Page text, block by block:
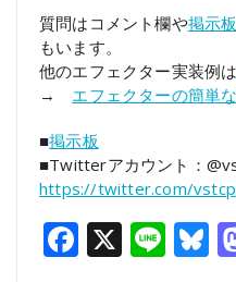
質問はコメント欄や掲示板
もいます。
他のエフェクター実装例は
→ エフェクターの簡単
■掲示板
■Twitterアカウント：
https://twitter.com/
Facebook
X Line